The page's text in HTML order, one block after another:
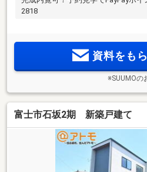
2818
資料をも
※SUUMOの
富士市石坂2期 新築戸建て 【